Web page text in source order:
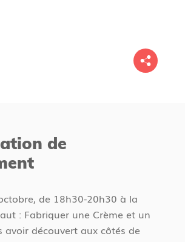
de
de 18h30-20h30 à la
: Fabriquer une Crème et un
avoir découvert aux côtés de